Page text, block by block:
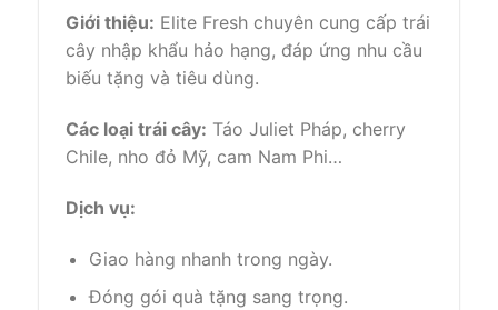
Giới thiệu: Elite Fresh chuyên cung cấp trái
cây nhập khẩu hảo hạng, đáp ứng nhu cầu
biếu tặng và tiêu dùng.
Các loại trái cây: Táo Juliet Pháp, cherry
Chile, nho đỏ Mỹ, cam Nam Phi…
Dịch vụ:
Giao hàng nhanh trong ngày.
Đóng gói quà tặng sang trọng.